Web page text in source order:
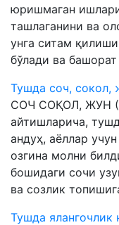
юришмаган
ташлаганини ва
унга ситам
бўлади ва
Тушда соч, сокол,
СОЧ СОҚОЛ, ЖУН
айтишларича,
андуҳ, аёллар
озгина молни
бошидаги сочи
ва созлик
Тушда ялангочлик